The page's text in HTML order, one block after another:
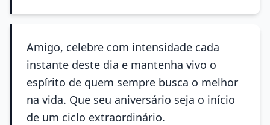
Amigo, celebre com intensidade cada
instante deste dia e mantenha vivo o
espírito de quem sempre busca o melhor
na vida. Que seu aniversário seja o início
de um ciclo extraordinário.